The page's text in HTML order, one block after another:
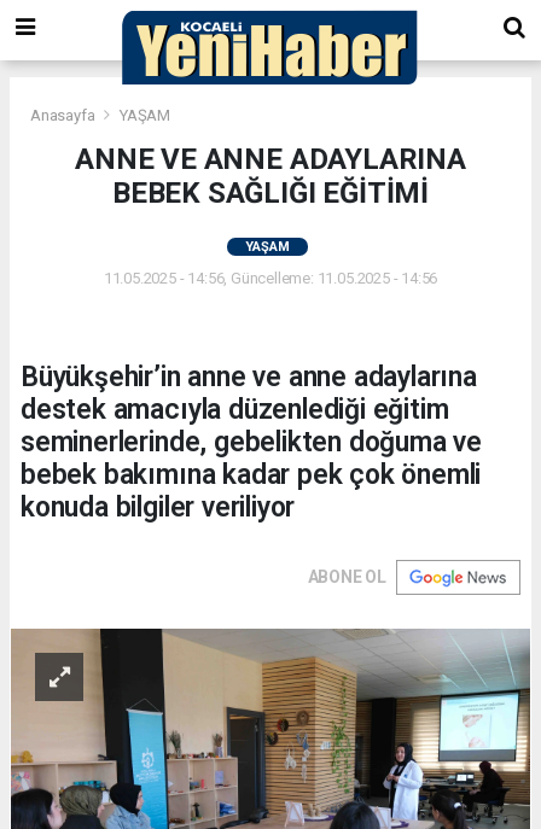
Anasayfa YAŞAM
ANNE VE ANNE ADAYLARINA
BEBEK SAĞLIĞI EĞİTİMİ
YAŞAM
11.05.2025 - 14:56, Güncelleme: 11.05.2025 - 14:56
Büyükşehir’in anne ve anne adaylarına
destek amacıyla düzenlediği eğitim
seminerlerinde, gebelikten doğuma ve
bebek bakımına kadar pek çok önemli
konuda bilgiler veriliyor
ABONE OL